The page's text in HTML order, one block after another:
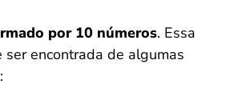
por 10 números. Essa
ser encontrada de algumas